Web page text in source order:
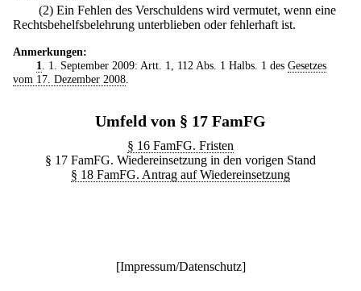
(2) Ein Fehlen des Verschuldens wird vermutet, wenn eine
Rechtsbehelfsbelehrung unterblieben oder fehlerhaft ist.
Anmerkungen:
1. 1. September 2009: Artt. 1, 112 Abs. 1 Halbs. 1 des Gesetzes
vom 17. Dezember 2008.
Umfeld von § 17 FamFG
§ 16 FamFG. Fristen
§ 17 FamFG. Wiedereinsetzung in den vorigen Stand
§ 18 FamFG. Antrag auf Wiedereinsetzung
[Impressum/Datenschutz]